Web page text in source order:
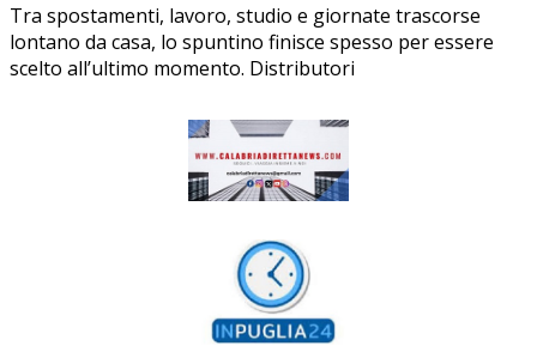
Tra spostamenti, lavoro, studio e giornate trascorse
lontano da casa, lo spuntino finisce spesso per essere
scelto all’ultimo momento. Distributori